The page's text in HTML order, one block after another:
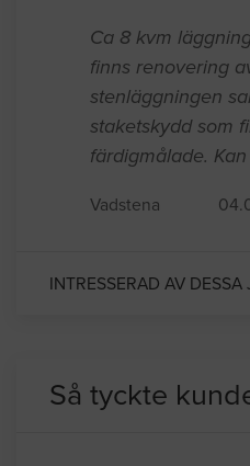
Ca 8 kvm
finns renovering
stenläggningen
staketskydd som
färdigmålade.
Vadstena
INTRESSERAD AV DESSA
Så tyckte